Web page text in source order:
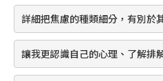
詳細把焦慮的種類細分，有別於
讓我更認識自己的心理、了解排